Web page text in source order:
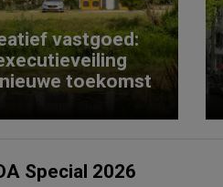
vastgoed:
toekomst
Special 2026